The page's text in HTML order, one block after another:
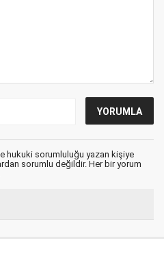
hukuki sorumluluğu yazan kişiye
sorumlu değildir. Her bir yorum